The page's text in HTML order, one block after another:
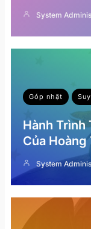
System
Góp nhặt
Hành Trình
Của Hoàng
System